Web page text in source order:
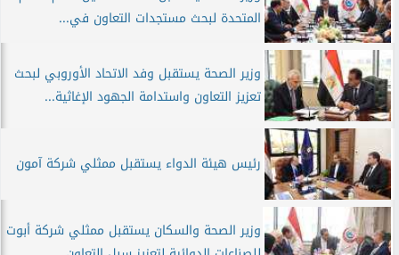
المتحدة لبحث مستجدات التعاون في...
وزير الصحة يستقبل وفد الاتحاد الأوروبي لبحث
تعزيز التعاون واستدامة الجهود الإغاثية...
رئيس هيئة الدواء يستقبل ممثلي شركة آمون
وزير الصحة والسكان يستقبل ممثلي شركة أبوت